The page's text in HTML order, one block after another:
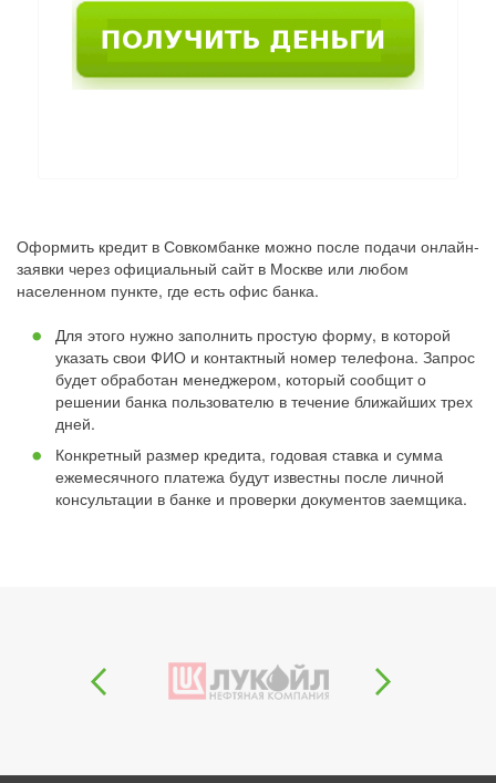
Оформить кредит в Совкомбанке можно после подачи онлайн-
заявки через официальный сайт в Москве или любом
населенном пункте, где есть офис банка.
Для этого нужно заполнить простую форму, в которой
указать свои ФИО и контактный номер телефона. Запрос
будет обработан менеджером, который сообщит о
решении банка пользователю в течение ближайших трех
дней.
Конкретный размер кредита, годовая ставка и сумма
ежемесячного платежа будут известны после личной
консультации в банке и проверки документов заемщика.